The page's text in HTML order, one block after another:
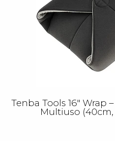
Tenba Tools 16″ Wrap
Multiuso (40cm,